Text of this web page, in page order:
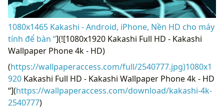
1080x1465 Kakashi - Android, iPhone, Nền HD cho máy
tính để bàn “](![1080x1920 Kakashi Full HD - Kakashi
Wallpaper Phone 4k - HD)
(https://wallpaperaccess.com/full/2540777.jpg)1080x1
920 Kakashi Full HD - Kakashi Wallpaper Phone 4k - HD
“](https://wallpaperaccess.com/download/kakashi-4k-
2540777)